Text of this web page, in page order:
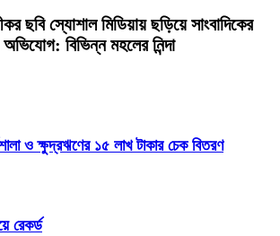
ছবি স্যোশাল মিডিয়ায় ছড়িয়ে সাংবাদিকের
বিভিন্ন মহলের নিন্দা
ও ক্ষুদ্রঋণের ১৫ লাখ টাকার চেক বিতরণ
রেকর্ড